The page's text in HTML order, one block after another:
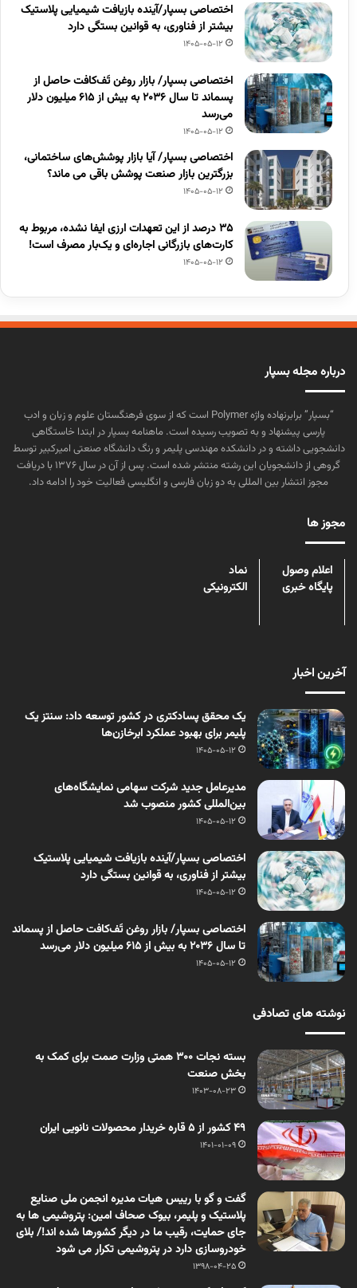
اختصاصی بسپار/آینده بازیافت شیمیایی پلاستیک
بیشتر از فناوری، به قوانین بستگی دارد
1405-05-12
اختصاصی بسپار/ بازار روغن تَف‌کافت حاصل از
پسماند تا سال ۲۰۳۶ به بیش از ۶۱۵ میلیون دلار
می‌رسد
1405-05-12
اختصاصی بسپار/ آیا بازار پوشش‌های ساختمانی،
بزرگترین بازار صنعت پوشش باقی می ماند؟
1405-05-12
۳۵ درصد از این تعهدات ارزی ایفا نشده، مربوط به
کارت‌های بازرگانی اجاره‌ای و یک‌بار مصرف است!
1405-05-12
درباره مجله بسپار
“بسپار” برابرنهاده واژه Polymer است که از سوی فرهنگستان علوم و زبان و ادب
پارسی پیشنهاد و به تصویب رسیده است. ماهنامه بسپار در ابتدا خاستگاهی
دانشجویی داشته و در دانشکده مهندسی پلیمر و رنگ دانشگاه صنعتی امیرکبیر توسط
گروهی از دانشجویان این رشته منتشر شده است. پس از آن در سال ۱۳۷۶ با دریافت
مجوز انتشار بین المللی به دو زبان فارسی و انگلیسی فعالیت خود را ادامه داد.
مجوز ها
اعلام وصول
پایگاه خبری
نماد
الکترونیکی
آخرین اخبار
یک محقق پسادکتری در کشور توسعه داد: سنتز یک
پلیمر برای بهبود عملکرد ابرخازن‌ها
1405-05-12
مدیرعامل جدید شرکت سهامی نمایشگاه‌های
بین‌المللی کشور منصوب شد
1405-05-12
اختصاصی بسپار/آینده بازیافت شیمیایی پلاستیک
بیشتر از فناوری، به قوانین بستگی دارد
1405-05-12
اختصاصی بسپار/ بازار روغن تَف‌کافت حاصل از پسماند
تا سال ۲۰۳۶ به بیش از ۶۱۵ میلیون دلار می‌رسد
1405-05-12
نوشته های تصادفی
بسته نجات ۳۰۰ همتی وزارت صمت برای کمک به
بخش صنعت
1403-08-23
۴۹ کشور از ۵ قاره خریدار محصولات نانویی ایران
1401-01-09
گفت و گو با رییس هیات مدیره انجمن ملی صنایع
پلاستیک و پلیمر، بیوک صحاف امین: پتروشیمی ها به
جای حمایت، رقیب ما در دیگر کشورها شده اند!/ بلای
خودروسازی دارد در پتروشیمی تکرار می شود
1398-04-25